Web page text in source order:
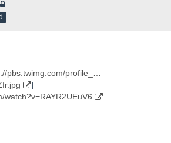
pbs.twimg.com/profile_…
]
watch?v=RAYR2UEuV6